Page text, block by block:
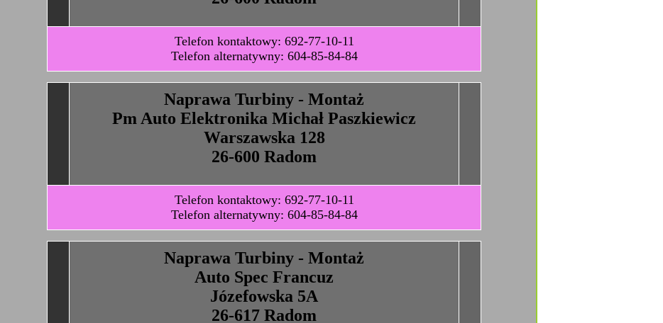
Telefon kontaktowy: 692-77-10-11
Telefon alternatywny: 604-85-84-84
Naprawa Turbiny - Montaż
Pm Auto Elektronika Michał Paszkiewicz
Warszawska 128
26-600 Radom
Telefon kontaktowy: 692-77-10-11
Telefon alternatywny: 604-85-84-84
Naprawa Turbiny - Montaż
Auto Spec Francuz
Józefowska 5A
26-617 Radom